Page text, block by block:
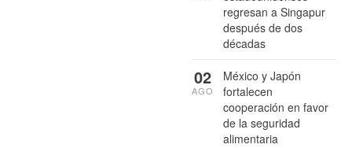
regresan a Singapur
después de dos
décadas
México y Japón
fortalecen
cooperación en favor
de la seguridad
alimentaria
02
AGO